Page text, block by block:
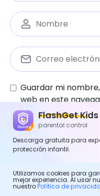
Guardar mi
web en este
comente.
Control
FlashGet Kids
parental control
Descarga gratuita para
protección infantil.
Utilizamos cookies para
mejor experiencia. Al usar
nuestroPolítica de